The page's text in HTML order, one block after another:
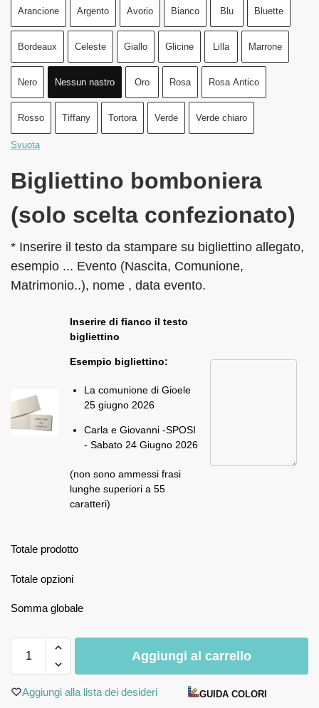
Arancione Argento Avorio Bianco Blu Bluette
Bordeaux Celeste Giallo Glicine Lilla Marrone
Nero Nessun nastro Oro Rosa Rosa Antico
Rosso Tiffany Tortora Verde Verde chiaro
Svuota
Bigliettino bomboniera
(solo scelta confezionato)
* Inserire il testo da stampare su bigliettino allegato,
esempio ... Evento (Nascita, Comunione,
Matrimonio..), nome , data evento.
Inserire di fianco il testo
bigliettino
Esempio bigliettino:
La comunione di Gioele
25 giugno 2026
Carla e Giovanni -SPOSI
- Sabato 24 Giugno 2026
(non sono ammessi frasi
lunghe superiori a 55
caratteri)
Totale prodotto
Totale opzioni
Somma globale
Aggiungi al carrello
Aggiungi alla lista dei desideri GUIDA COLORI